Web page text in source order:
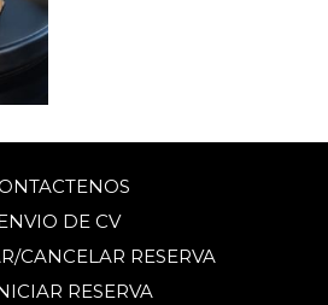
DE CV
CANCELAR RESERVA
RESERVA